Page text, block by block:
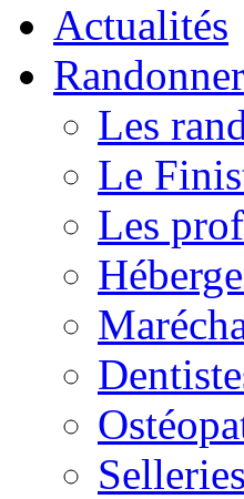
Actualités
Les
Le
Les